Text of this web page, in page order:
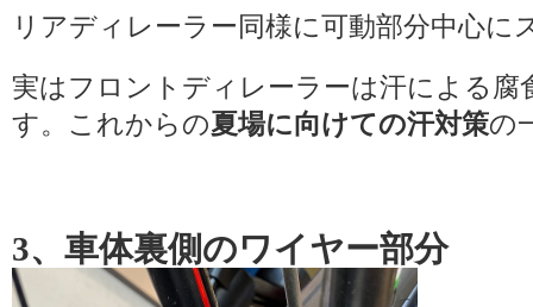
リアディレーラー同様に可動部分中心に
実はフロントディレーラーは汗による腐
す。これからの夏場に向けての汗対策の
3、車体裏側のワイヤー部分